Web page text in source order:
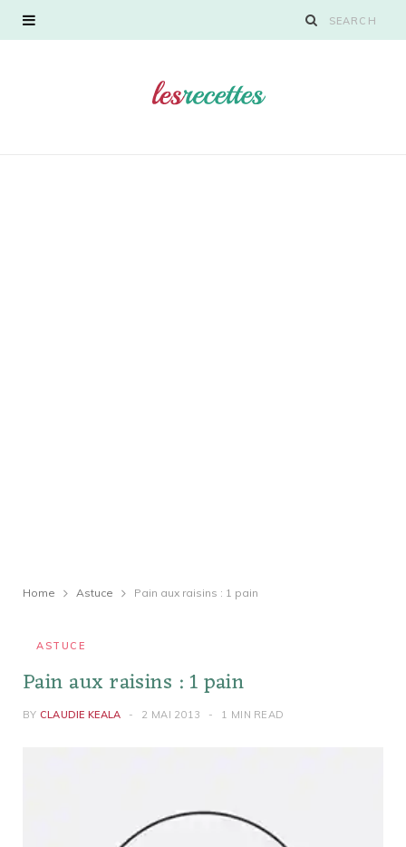
Home Astuce Pain aux raisins : 1 pain
ASTUCE
Pain aux raisins : 1 pain
BY CLAUDIE KEALA 2 MAI 2013 1 MIN READ